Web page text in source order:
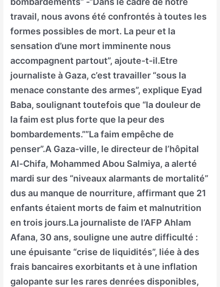
travail, nous avons été confrontés à toutes les
formes possibles de mort. La peur et la
sensation d’une mort imminente nous
accompagnent partout”, ajoute-t-il.Etre
journaliste à Gaza, c’est travailler “sous la
menace constante des armes”, explique Eyad
Baba, soulignant toutefois que “la douleur de
la faim est plus forte que la peur des
bombardements.””La faim empêche de
penser”.A Gaza-ville, le directeur de l’hôpital
Al-Chifa, Mohammed Abou Salmiya, a alerté
mardi sur des “niveaux alarmants de mortalité”
dus au manque de nourriture, affirmant que 21
enfants étaient morts de faim et malnutrition
en trois jours.La journaliste de l’AFP Ahlam
Afana, 30 ans, souligne une autre difficulté :
une épuisante “crise de liquidités”, liée à des
frais bancaires exorbitants et à une inflation
galopante sur les rares denrées disponibles,